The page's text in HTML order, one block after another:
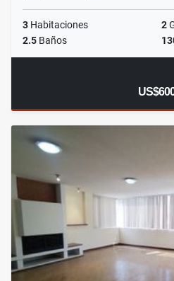
3 Habitaciones 2
2.5 Baños